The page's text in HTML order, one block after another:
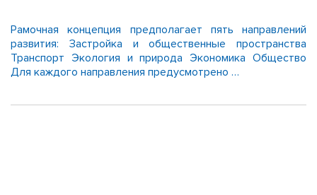
Рамочная концепция предполагает пять направлений
развития: Застройка и общественные пространства
Транспорт Экология и природа Экономика Общество
Для каждого направления предусмотрено …